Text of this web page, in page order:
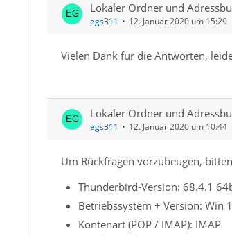
Lokaler Ordner und
egs311 12. Januar 2020 um 15:29
Vielen Dank für die Antworten,
Lokaler Ordner und
egs311 12. Januar 2020 um 10:44
Um Rückfragen vorzubeugen,
Thunderbird-Version: 68.4.1
Betriebssystem + Version: Win
Kontenart (POP / IMAP): IMAP